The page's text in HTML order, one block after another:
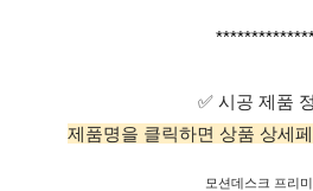
✅ 시공 제품
제품명을 클릭하면 상품 상세
모션데스크 프리